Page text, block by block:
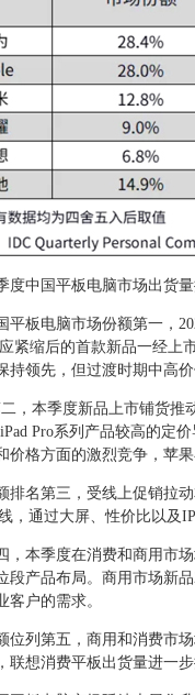
度中国平板电脑市场出货
平板电脑市场份额第一，
紧缩后的首款新品一经
持领先，但过渡时期中高
，本季度新品上市铺货推
Pro系列产品较高的定
价格方面的激烈竞争，苹
排名第三，受线上促销拉
，通过大屏、性价比以及
，本季度在消费和商用市
段产品布局。商用市场新
客户的需求。
位列第五，商用和消费市
联想消费平板出货量进一